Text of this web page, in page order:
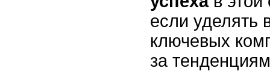
если уделять
ключевых
за